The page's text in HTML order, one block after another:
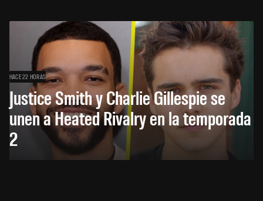
HACE 22 HORAS
Justice Smith y Charlie Gillespie se
unen a Heated Rivalry en la temporada
2